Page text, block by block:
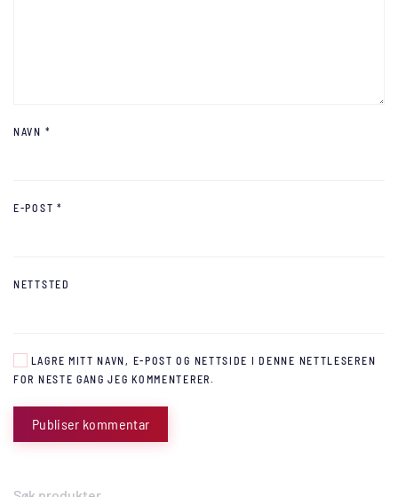
NAVN *
E-POST *
NETTSTED
LAGRE MITT NAVN, E-POST OG NETTSIDE I DENNE NETTLESEREN
FOR NESTE GANG JEG KOMMENTERER.
Publiser kommentar
Søk